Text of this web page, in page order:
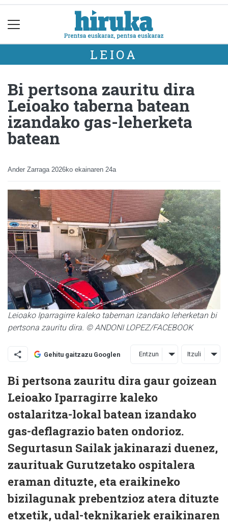
LEIOA
Bi pertsona zauritu dira
Leioako taberna batean
izandako gas-leherketa
batean
Ander Zarraga 2026ko ekainaren 24a
Leioako Iparragirre kaleko tabernan izandako leherketan bi
pertsona zauritu dira. © ANDONI LOPEZ/FACEBOOK
Gehitu gaitzazu Googlen Entzun Itzuli
Bi pertsona zauritu dira gaur goizean
Leioako Iparragirre kaleko
ostalaritza-lokal batean izandako
gas-deflagrazio baten ondorioz.
Segurtasun Sailak jakinarazi duenez,
zaurituak Gurutzetako ospitalera
eraman dituzte, eta eraikineko
bizilagunak prebentzioz atera dituzte
etxetik, udal-teknikariek eraikinaren